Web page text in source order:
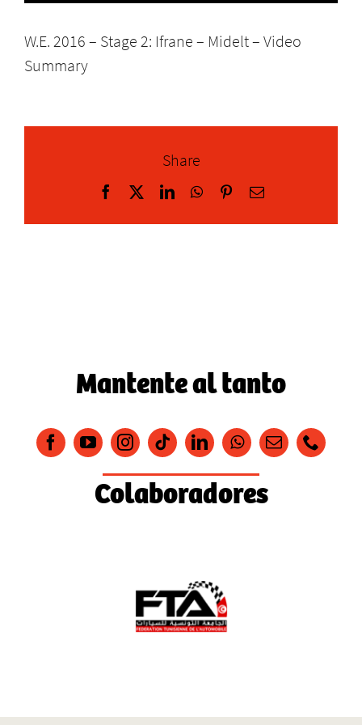
W.E. 2016 – Stage 2: Ifrane – Midelt – Video
Summary
Share
Facebook
X LinkedInWhatsApp
PinterestCorreo
Mantente al tanto
Colaboradores